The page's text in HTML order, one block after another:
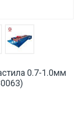
0.7-1.0мм